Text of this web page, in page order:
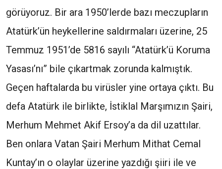
görüyoruz. Bir ara 1950’lerde bazı meczupların
Atatürk’ün heykellerine saldırmaları üzerine, 25
Temmuz 1951’de 5816 sayılı “Atatürk’ü Koruma
Yasası’nı” bile çıkartmak zorunda kalmıştık.
Geçen haftalarda bu virüsler yine ortaya çıktı. Bu
defa Atatürk ile birlikte, İstiklal Marşımızın Şairi,
Merhum Mehmet Akif Ersoy’a da dil uzattılar.
Ben onlara Vatan Şairi Merhum Mithat Cemal
Kuntay’ın o olaylar üzerine yazdığı şiiri ile ve